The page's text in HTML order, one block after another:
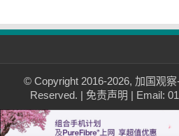
© Copyright 2016-2026, 加国观
Reserved. | 免责声明 | Email: